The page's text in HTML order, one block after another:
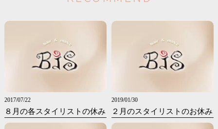
2017/07/22
８月の各スタイリストの休み
2019/01/30
２月のスタイリストのお休み